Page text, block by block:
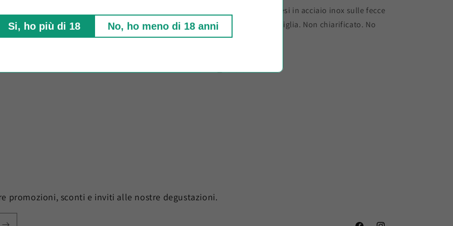
Affinamento: 5 mesi in acciaio inox sulle fecce
fini, 2 mesi in bottiglia. Non chiarificato. No
filtrato
promozioni, sconti e inviti alle nostre degustazioni.
Si, ho più di 18 No, ho meno di 18 anni